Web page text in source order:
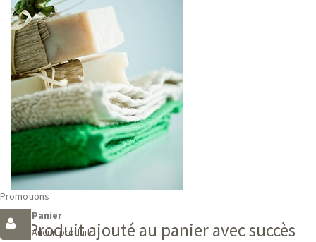
Promotions
Panier
Aucun produit
Produit ajouté au panier avec succès